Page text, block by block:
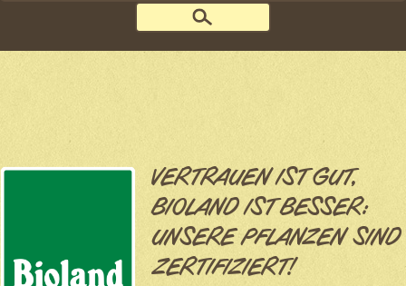
VERTRAUEN IST GUT,
BIOLAND IST BESSER:
UNSERE PFLANZEN SIND
ZERTIFIZIERT!